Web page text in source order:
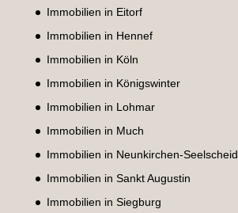
Immobilien in Eitorf
Immobilien in Hennef
Immobilien in Köln
Immobilien in Königswinter
Immobilien in Lohmar
Immobilien in Much
Immobilien in Neunkirchen-Seelscheid
Immobilien in Sankt Augustin
Immobilien in Siegburg